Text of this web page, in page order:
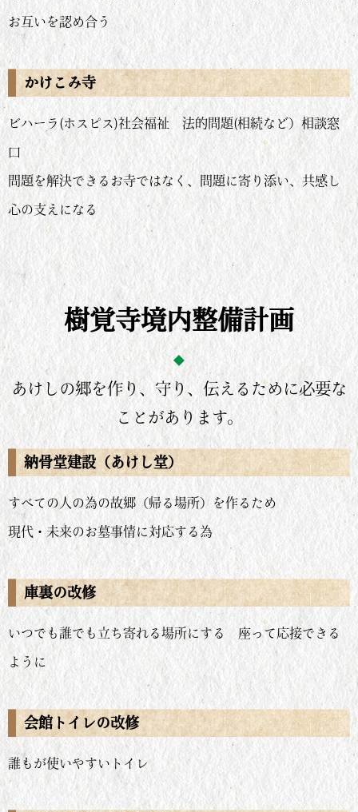
お互いを認め合う
かけこみ寺
ビハーラ(ホスピス)社会福祉 法的問題(相続など）相談窓
口
問題を解決できるお寺ではなく、問題に寄り添い、共感し
心の支えになる
樹覚寺境内整備計画
あけしの郷を作り、守り、伝えるために必要な
ことがあります。
納骨堂建設（あけし堂）
すべての人の為の故郷（帰る場所）を作るため
現代・未来のお墓事情に対応する為
庫裏の改修
いつでも誰でも立ち寄れる場所にする 座って応接できる
ように
会館トイレの改修
誰もが使いやすいトイレ